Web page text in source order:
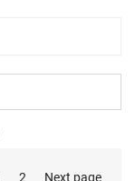
2 Next page